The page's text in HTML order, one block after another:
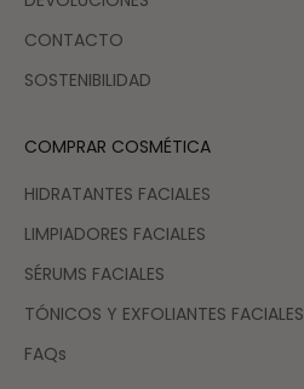
CONTACTO
SOSTENIBILIDAD
COMPRAR COSMÉTICA
HIDRATANTES FACIALES
LIMPIADORES FACIALES
SÉRUMS FACIALES
TÓNICOS Y EXFOLIANTES FACIALES
FAQs